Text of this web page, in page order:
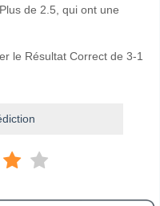
de 2.5, qui ont une
le Résultat Correct de 3-1